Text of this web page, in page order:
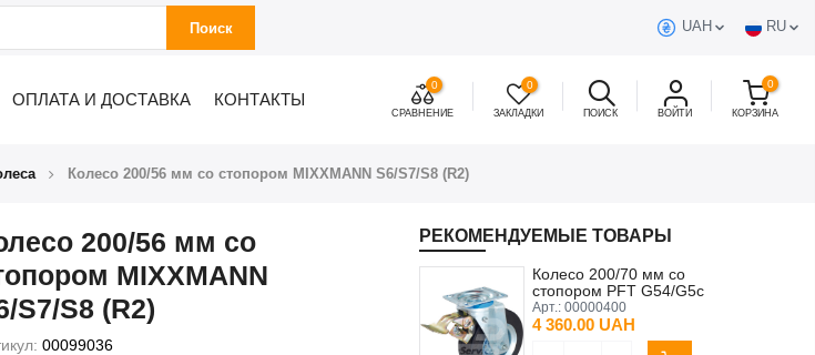
Поиск UAH RU
ОПЛАТА И ДОСТАВКА КОНТАКТЫ
0
СРАВНЕНИЕ
0
ЗАКЛАДКИ ПОИСК ВОЙТИ
0
КОРЗИНА
Колесо 200/56 мм со стопором MIXXMANN S6/S7/S8 (R2)
200/56 мм со
MIXXMANN
S7/S8 (R2)
00099036
РЕКОМЕНДУЕМЫЕ ТОВАРЫ
Колесо 200/70 мм со
стопором PFT G54/G5c
Арт.: 00000400
4 360.00 UAH